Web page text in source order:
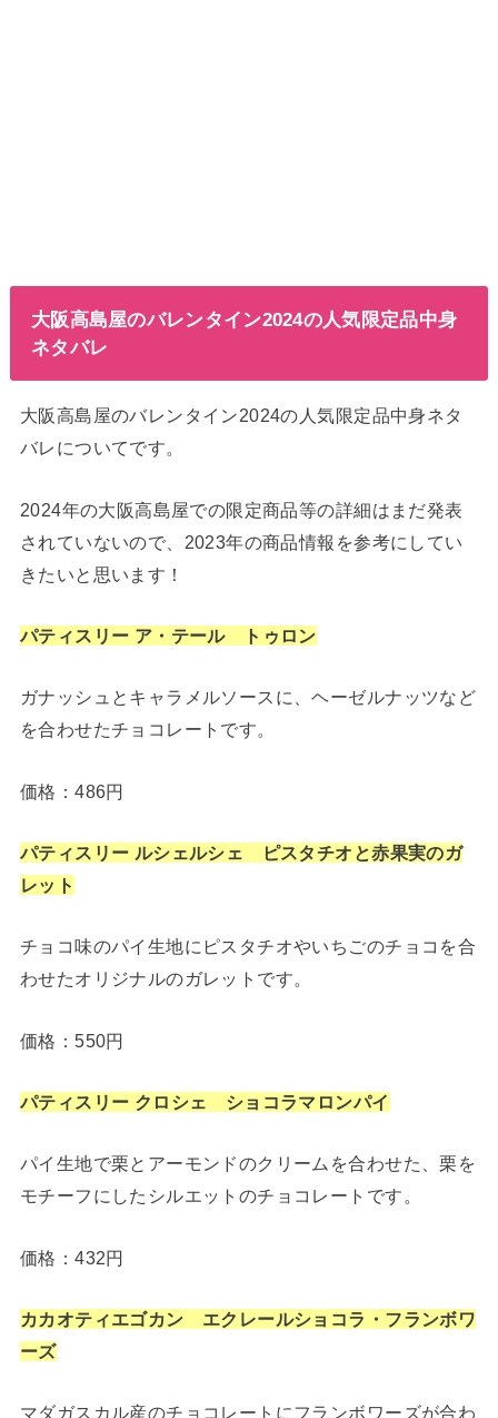
大阪高島屋のバレンタイン2024の人気限定品中身
ネタバレ
大阪高島屋のバレンタイン2024の人気限定品中身ネタ
バレについてです。
2024年の大阪高島屋での限定商品等の詳細はまだ発表
されていないので、2023年の商品情報を参考にしてい
きたいと思います！
パティスリー ア・テール トゥロン
ガナッシュとキャラメルソースに、ヘーゼルナッツなど
を合わせたチョコレートです。
価格：486円
パティスリー ルシェルシェ ピスタチオと赤果実のガ
レット
チョコ味のパイ生地にピスタチオやいちごのチョコを合
わせたオリジナルのガレットです。
価格：550円
パティスリー クロシェ ショコラマロンパイ
パイ生地で栗とアーモンドのクリームを合わせた、栗を
モチーフにしたシルエットのチョコレートです。
価格：432円
カカオティエゴカン エクレールショコラ・フランボワ
ーズ
マダガスカル産のチョコレートにフランボワーズが合わ